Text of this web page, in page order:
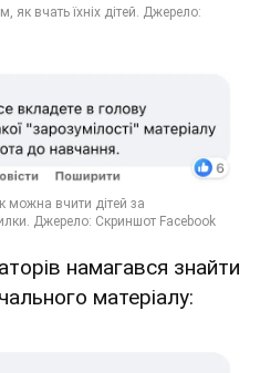
намагався знайти
матеріалу: